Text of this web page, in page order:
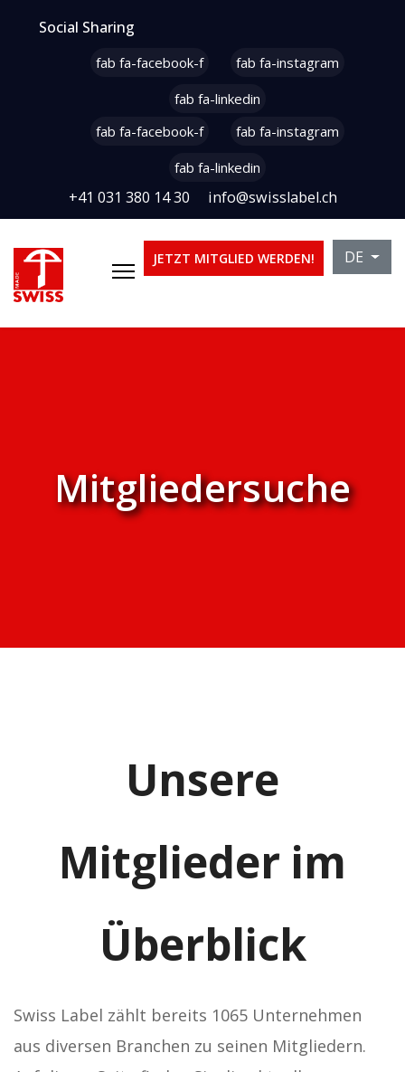
Social Sharing
fab fa-facebook-f
fab fa-instagram
fab fa-linkedin
fab fa-facebook-f
fab fa-instagram
fab fa-linkedin
+41 031 380 14 30 info@swisslabel.ch
JETZT MITGLIED WERDEN! DE
Mitgliedersuche
Unsere
Mitglieder im
Überblick
Swiss Label zählt bereits 1065 Unternehmen
aus diversen Branchen zu seinen Mitgliedern.